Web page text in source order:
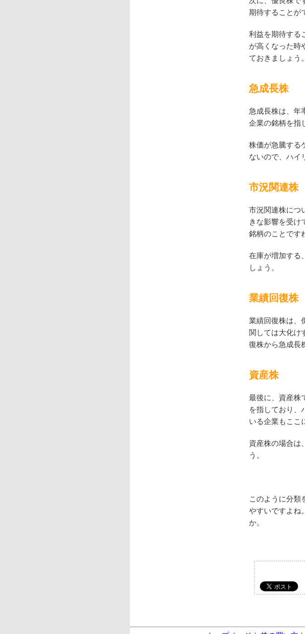
期待することが
利益を期待する
が高くなった時
ておきましょう。
急成長株
急成長株は、年
企業の銘柄を指
株価が急騰する
ないので、ハイ
市況関連株
市況関連株につ
きな影響を受け
銘柄のことです
在庫が増加する
しょう。
業績回復株
業績回復株は、
関しては大化け
復株から急成長
資産株
最後に、資産株
を指しており、
いる企業もここ
資産株の場合は
う。
このように分類
やすいですよね
か。